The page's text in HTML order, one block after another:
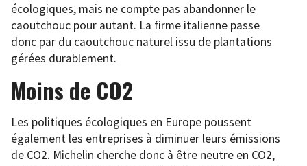
écologiques, mais ne compte pas abandonner le
caoutchouc pour autant. La firme italienne passe
donc par du caoutchouc naturel issu de plantations
gérées durablement.
Moins de CO2
Les politiques écologiques en Europe poussent
également les entreprises à diminuer leurs émissions
de CO2. Michelin cherche donc à être neutre en CO2,